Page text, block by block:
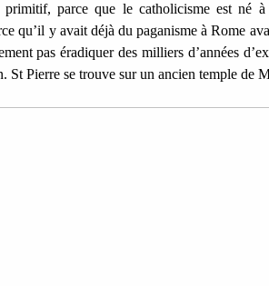
primitif, parce que le catholicisme est né
qu’il y avait déjà du paganisme à Rome
pas éradiquer des milliers d’années
St Pierre se trouve sur un ancien temple de